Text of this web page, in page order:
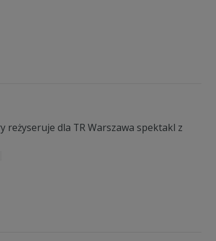
reżyseruje dla TR Warszawa spektakl z